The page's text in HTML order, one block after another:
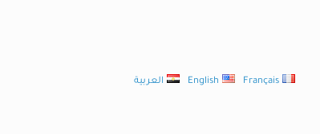
العربية English Français